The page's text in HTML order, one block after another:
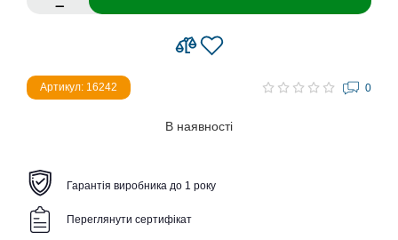
Артикул: 16242 0
В наявності
Гарантія виробника до 1 року
Переглянути сертифікат